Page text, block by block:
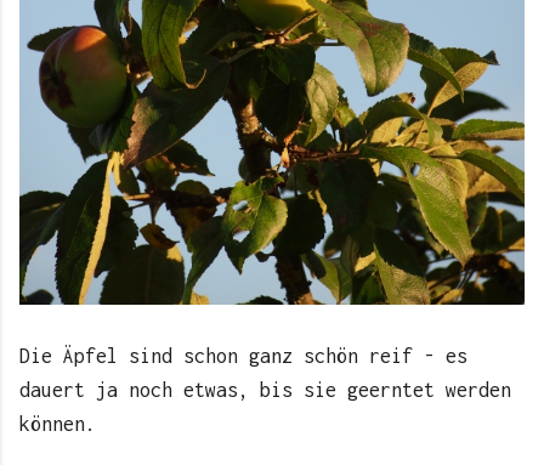
Die Äpfel sind schon ganz schön reif - es
dauert ja noch etwas, bis sie geerntet werden
können.